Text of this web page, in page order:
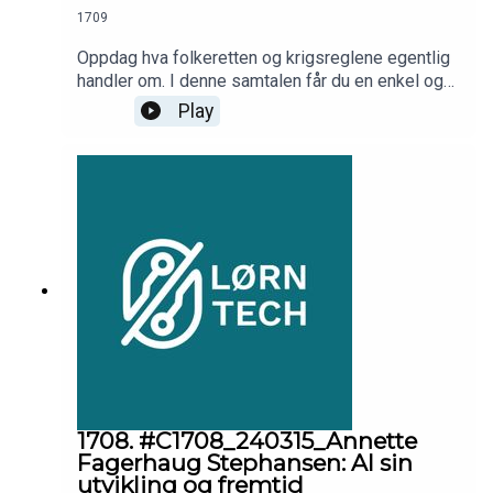
1709
Oppdag hva folkeretten og krigsreglene egentlig
handler om. I denne samtalen får du en enkel og
forståelig innsikt i hvordan disse rammeverkene
fungerer og hvorfor de er så avgjørende i dagens
internasjonale samfunn. Dette lørner du: -
Sanksjoner, forsvar, resolusjoner
Play
1708. #C1708_240315_Annette
Fagerhaug Stephansen: AI sin
utvikling og fremtid